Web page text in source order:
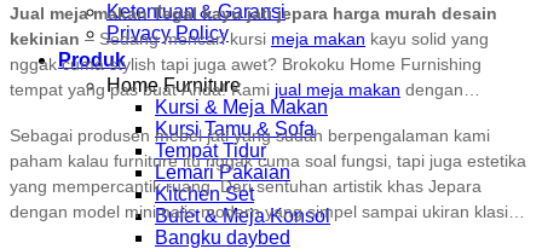
Ketentuan & Garansi
Privacy Policy
Produk
Home Furniture
Kursi & Meja Makan
Kursi Tamu & Sofa
Tempat Tidur
Lemari Pakaian
Kitchen Set
Bufet & Meja Konsol
Bangku daybed
Jual meja makan Tegal kayu jati jepara harga murah desain
kekinian – Sedang mencari kursi meja makan kayu solid yang
nggak cuma stylish tapi juga awet? Brokoku Home Furnishing
tempat yang pas buat Anda! Kami jual meja makan dengan
berbagai desain yang bisa bikin ruangan makan tambah keren.
Kami meliki bergam koleksi set meja makan jepara yang di buat
menggunakan kayu solid berkualitas dengan set 4 kursi, 6 kursi 8
kursi bahkan bisa di custom sesuai kebutuhan dan space ruangan
anda, cocok di gunakan untuk rumah pribadi maupun tempat
komesil seperti rumah makan, café, resto, bar dan lain sebagainya
Sebagai produsen mebel jati yang sudah berpengalaman kami
paham kalau furniture itu nggak cuma soal fungsi, tapi juga estetika
yang mempercantik ruang. Dari sentuhan artistik khas Jepara
dengan model minimalis modern yang simpel sampai ukiran klasik
dan memberikan nuansa mewah dalam ruangan, semuanya